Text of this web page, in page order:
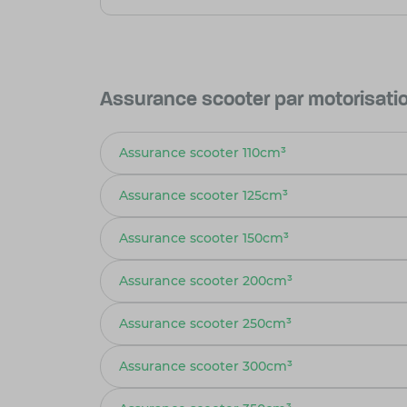
Assurance scooter par
Assurance scooter 110cm³
Assurance scooter 125cm³
Assurance scooter 150cm³
Assurance scooter 200cm³
Assurance scooter 250cm³
Assurance scooter 300cm³